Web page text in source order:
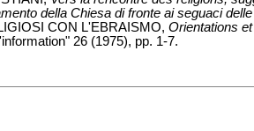
della Chiesa di fronte ai seguaci
CON L'EBRAISMO, Orientations
26 (1975), pp. 1-7.